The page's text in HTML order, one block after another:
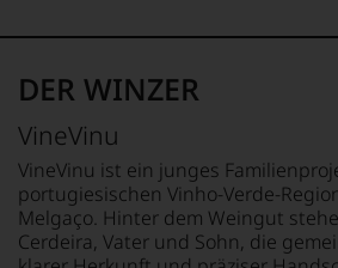
Medaillen
Weinjournalisten
Fachpublikationen
unseren
Aussendungen
oder
in
REBSORTEN
Arinto
TRINKTEMPERATUR
8 °C
ALKOHOLGEHALT
12,5 % Vol.
SALZ
0 g
DER WINZER
VineVinu
VineVinu ist ein junges
portugiesischen Vinho-Verde-
Melgaço. Hinter dem Weingut
Cerdeira, Vater und Sohn, die